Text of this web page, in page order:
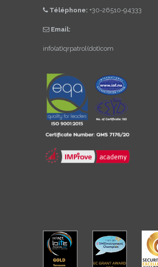
Téléphone: +30-26510-94333
Email:
info(at)qrpatrol(dot)com